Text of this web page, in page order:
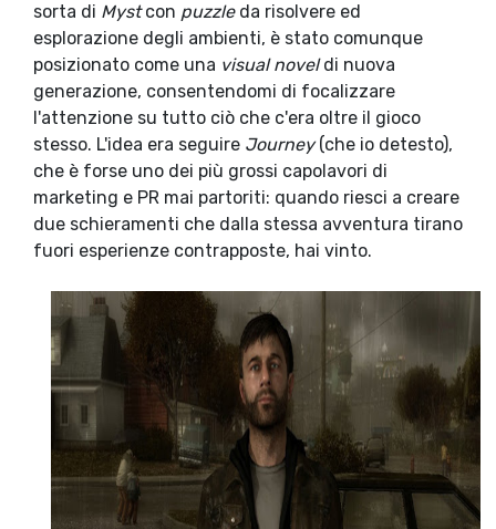
sorta di Mystcon puzzleda risolvere ed
esplorazione degli ambienti, è stato comunque
posizionato come una visual noveldi nuova
generazione, consentendomi di focalizzare
l'attenzione su tutto ciò che c'era oltre il gioco
stesso. L'idea era seguire Journey(che io detesto),
che è forse uno dei più grossi capolavori di
marketing e PR mai partoriti: quando riesci a creare
due schieramenti che dalla stessa avventura tirano
fuori esperienze contrapposte, hai vinto.